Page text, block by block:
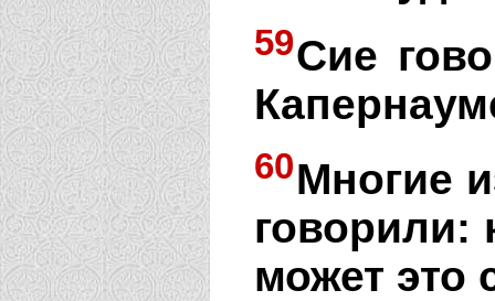
59Сие
60Многие
говорили:
может это